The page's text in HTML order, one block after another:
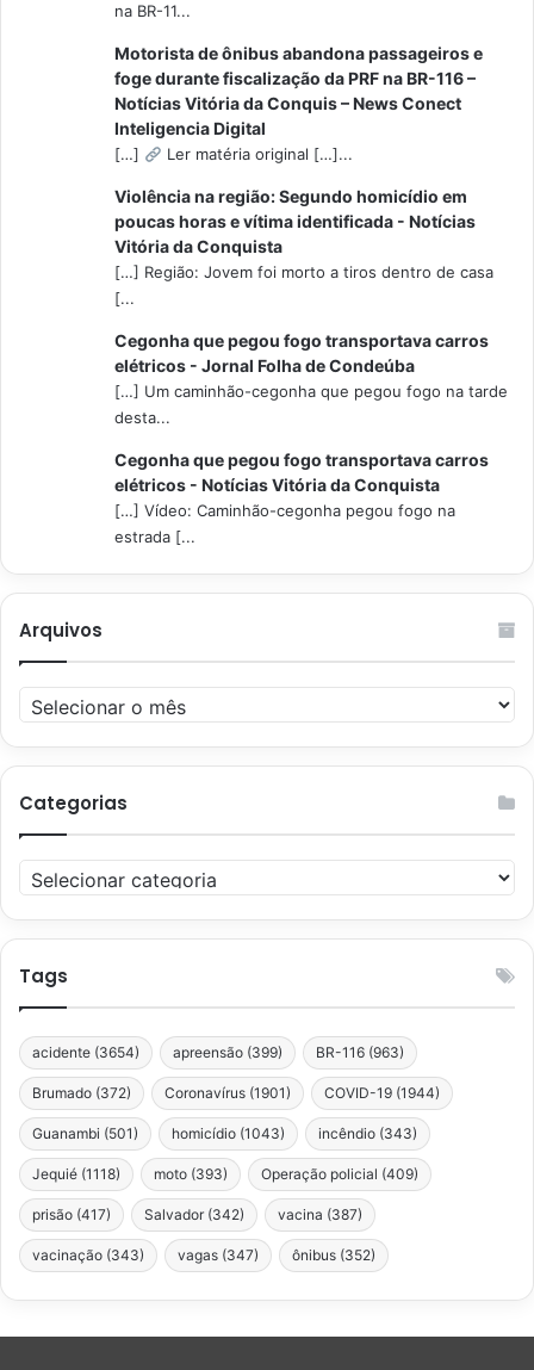
na BR-11...
Motorista de ônibus abandona passageiros e
foge durante fiscalização da PRF na BR-116 –
Notícias Vitória da Conquis – News Conect
Inteligencia Digital
[…] Ler matéria original […]...
Violência na região: Segundo homicídio em
poucas horas e vítima identificada - Notícias
Vitória da Conquista
[…] Região: Jovem foi morto a tiros dentro de casa
[...
Cegonha que pegou fogo transportava carros
elétricos - Jornal Folha de Condeúba
[…] Um caminhão-cegonha que pegou fogo na tarde
desta...
Cegonha que pegou fogo transportava carros
elétricos - Notícias Vitória da Conquista
[…] Vídeo: Caminhão-cegonha pegou fogo na
estrada [...
Arquivos
Arquivos
Categorias
Categorias
Tags
acidente (3654) apreensão (399) BR-116 (963)
Brumado (372) Coronavírus (1901) COVID-19 (1944)
Guanambi (501) homicídio (1043) incêndio (343)
Jequié (1118) moto (393) Operação policial (409)
prisão (417) Salvador (342) vacina (387)
vacinação (343) vagas (347) ônibus (352)